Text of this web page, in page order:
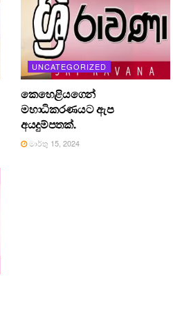
UNCATEGORIZED
කෙහෙළියගෙන්
මහාධිකරණයට ඇප
අයදුම්පතක්.
මාර්තු 15, 2024